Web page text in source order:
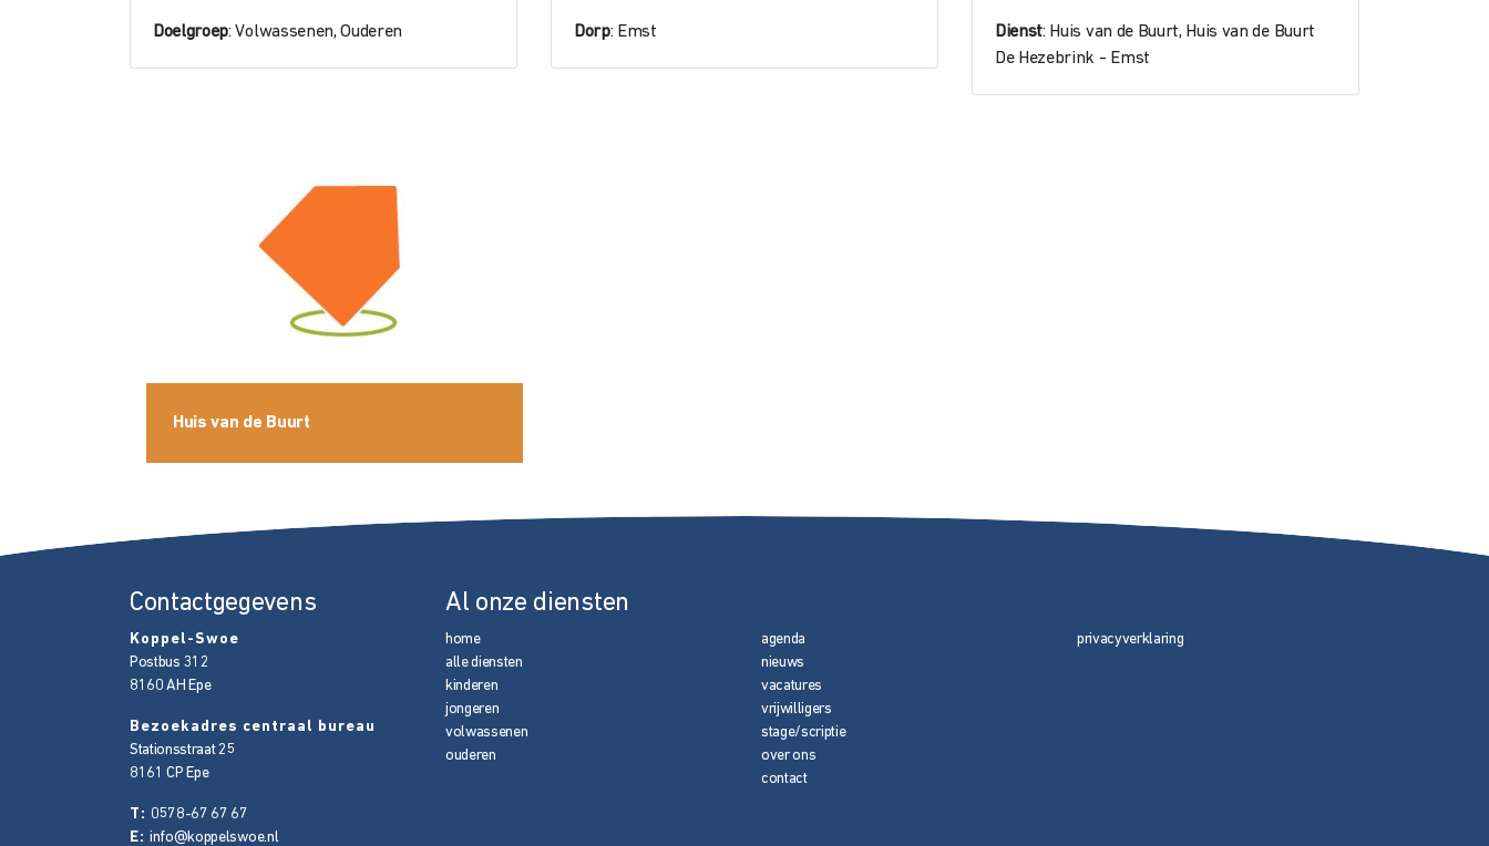
Doelgroep: Volwassenen, Ouderen Dorp: Emst Dienst: Huis van de Buurt, Huis van de Buurt
De Hezebrink - Emst
Huis van de Buurt
Contactgegevens
Koppel-Swoe
Postbus 312
8160 AH Epe
Bezoekadres centraal bureau
Stationsstraat 25
8161 CP Epe
T: 0578-67 67 67
E: info@koppelswoe.nl
Al onze diensten
home
alle diensten
kinderen
jongeren
volwassenen
ouderen
agenda
nieuws
vacatures
vrijwilligers
stage/scriptie
over ons
contact
privacyverklaring